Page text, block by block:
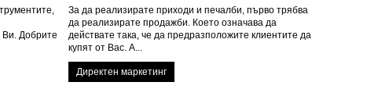
Ви. Добрите
За да реализирате приходи и печалби, първо трябва
да реализирате продажби. Което означава да
действате така, че да предразположите клиентите да
купят от Вас. А...
Директен маркетинг